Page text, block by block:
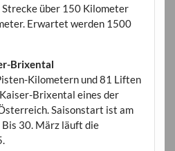
über 150 Kilometer
Erwartet werden 1500
Brixental
Kilometern und 81 Liften
Brixental eines der
Saisonstart ist am
Bis 30. März läuft die